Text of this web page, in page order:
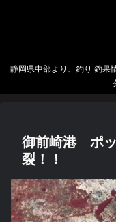
静岡県中部より、釣り 釣
御前崎港 ポ
裂！！